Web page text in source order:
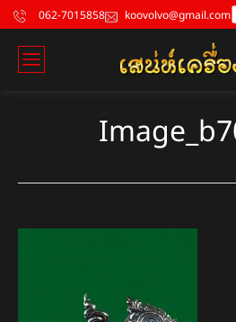
062-7015858 koovolvo@gmail.com